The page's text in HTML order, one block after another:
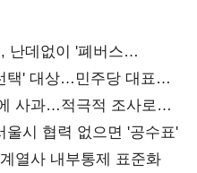
난데없이 '폐버스
택' 대상…민주당 대표로
사과…적극적 조사로
시 협력 없으면 '공수표'
열사 내부통제 표준화